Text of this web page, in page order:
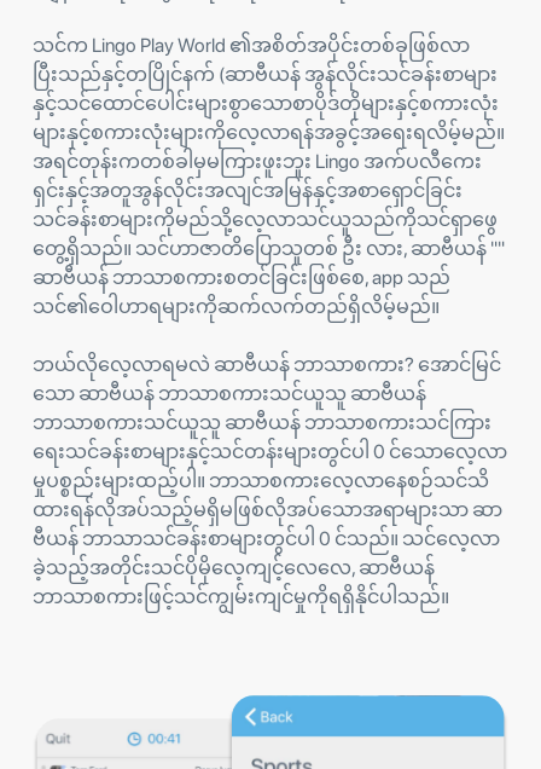
သင်က Lingo Play World ၏အစိတ်အပိုင်းတစ်ခုဖြစ်လာ
ပြီးသည်နှင့်တပြိုင်နက် (ဆာဗီယန် အွန်လိုင်းသင်ခန်းစာများ
နှင့်သင်ထောင်ပေါင်းများစွာသောစာပိုဒ်တိုများနှင့်စကားလုံး
များနှင့်စကားလုံးများကိုလေ့လာရန်အခွင့်အရေးရလိမ့်မည်။
အရင်တုန်းကတစ်ခါမှမကြားဖူးဘူး Lingo အက်ပလီကေး
ရှင်းနှင့်အတူအွန်လိုင်းအလျင်အမြန်နှင့်အစာရှောင်ခြင်း
သင်ခန်းစာများကိုမည်သို့လေ့လာသင်ယူသည်ကိုသင်ရှာဖွေ
တွေ့ရှိသည်။ သင်ဟာဇာတိပြောသူတစ် ဦး လား, ဆာဗီယန် ""
ဆာဗီယန် ဘာသာစကားစတင်ခြင်းဖြစ်စေ, app သည်
သင်၏ဝေါဟာရများကိုဆက်လက်တည်ရှိလိမ့်မည်။
ဘယ်လိုလေ့လာရမလဲ ဆာဗီယန် ဘာသာစကား? အောင်မြင်
သော ဆာဗီယန် ဘာသာစကားသင်ယူသူ ဆာဗီယန်
ဘာသာစကားသင်ယူသူ ဆာဗီယန် ဘာသာစကားသင်ကြား
ရေးသင်ခန်းစာများနှင့်သင်တန်းများတွင်ပါ 0 င်သောလေ့လာ
မှုပစ္စည်းများထည့်ပါ။ ဘာသာစကားလေ့လာနေစဉ်သင်သိ
ထားရန်လိုအပ်သည့်မရှိမဖြစ်လိုအပ်သောအရာများသာ ဆာ
ဗီယန် ဘာသာသင်ခန်းစာများတွင်ပါ 0 င်သည်။ သင်လေ့လာ
ခဲ့သည့်အတိုင်းသင်ပိုမိုလေ့ကျင့်လေလေ, ဆာဗီယန်
ဘာသာစကားဖြင့်သင်ကျွမ်းကျင်မှုကိုရရှိနိုင်ပါသည်။